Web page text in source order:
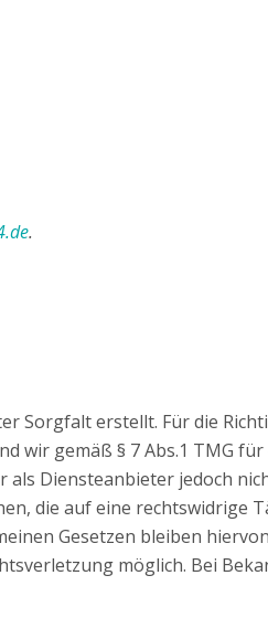
.
Sorgfalt erstellt. Für die
wir gemäß § 7 Abs.1 TMG
als Diensteanbieter jedoch
die auf eine
Gesetzen bleiben
möglich. Bei